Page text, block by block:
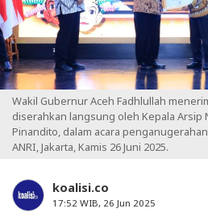
Wakil Gubernur Aceh Fadhlullah
diserahkan langsung oleh Kepala Arsip
Pinandito, dalam acara
ANRI, Jakarta, Kamis 26 Juni 2025.
koalisi.co
17:52 WIB, 26 Jun 2025